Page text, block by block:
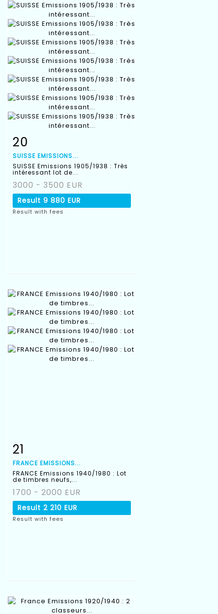
Item detail
20
SUISSE EMISSIONS...
SUISSE Emissions 1905/1938 : Très
intéressant lot de...
3000 - 3500 EUR
Result 9 880 EUR
Result with fees
21
FRANCE EMISSIONS...
FRANCE Emissions 1940/1980 : Lot
de timbres neufs,...
1700 - 2000 EUR
Result 2 210 EUR
Result with fees